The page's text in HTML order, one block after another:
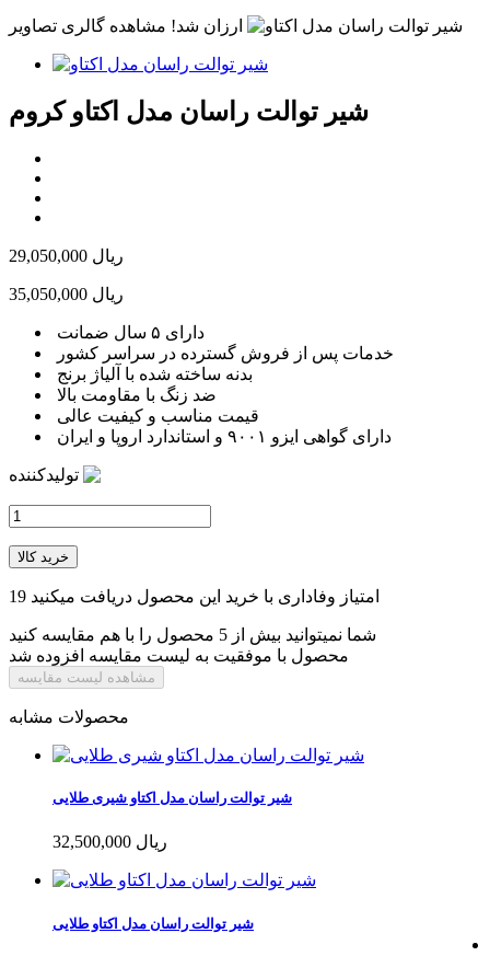
ارزان شد! مشاهده گالری تصاویر
شیر توالت راسان مدل اکتاو کروم
29,050,000 ریال
35,050,000 ریال
دارای ۵ سال ضمانت
خدمات پس از فروش گسترده در سراسر کشور
بدنه ساخته شده با آلیاژ برنج
ضد زنگ با مقاومت بالا
قیمت مناسب و کیفیت عالی
دارای گواهی ایزو ۹۰۰۱ و استاندارد اروپا و ایران
تولیدکننده
خرید کالا
19 امتیاز وفاداری با خرید این محصول دریافت میکنید
شما نمیتوانید بیش از 5 محصول را با هم مقایسه کنید
محصول با موفقیت به لیست مقایسه افزوده شد
مشاهده لیست مقایسه
محصولات مشابه
شیر توالت راسان مدل اکتاو شیری طلایی
32,500,000 ریال
شیر توالت راسان مدل اکتاو طلایی